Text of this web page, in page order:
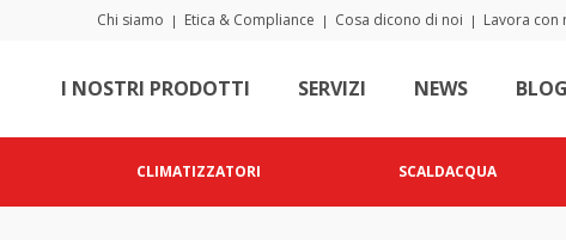
Chi siamo | Etica & Compliance | Cosa dicono di noi | Lavora con
I NOSTRI PRODOTTI SERVIZI NEWS BLOG
CLIMATIZZATORI SCALDACQUA